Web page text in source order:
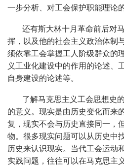
一步分析、对工会保护职能理论
还有斯大林十月革命前后对
挥，以及他的社会主义政治体制
须依靠工会掌握工人阶级群众的
义工业化建设中的作用的论述、
自身建设的论述等。
了解马克思主义工会思想史
的意义。现实是由历史变化而来
复，现实不会与历史直接同一，
物。很多现实问题可以从历史中
历史来认识现实。当代工会运动
实践问题，往往可以在马克思主